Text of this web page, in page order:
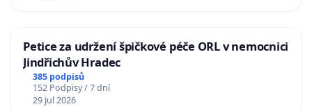
Petice za udržení špičkové péče ORL v nemocnici
Jindřichův Hradec
385 podpisů
152 Podpisy / 7 dní
29 Jul 2026